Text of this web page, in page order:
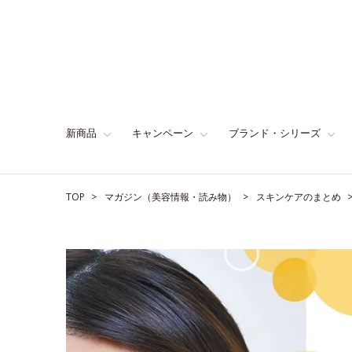
新商品 キャンペーン ブランド・シリーズ
TOP マガジン（美容情報・読み物） スキンケアのまとめ